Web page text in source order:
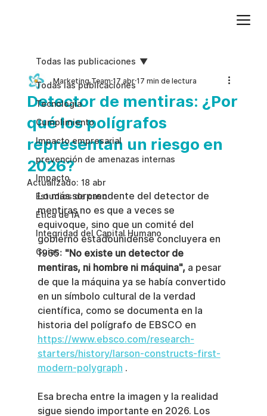
Todas las publicaciones
Tecnologia
Cumplimiento
Impacto empresarial
prevención de amenazas internas
Impacto
Estudios de caso
Etica de IA
Integridad del Capital Humano
Guias
Todas las publicaciones
Detector de mentiras: ¿Por
qué los polígrafos
representan un riesgo en
2026?
Marketing Team 17 abr 17 min de lectura
Actualizado: 18 abr
Lo más sorprendente del detector de
mentiras no es que a veces se
equivoque, sino que un comité del
gobierno estadounidense concluyera en
1965: "No existe un detector de
mentiras, ni hombre ni máquina", a pesar
de que la máquina ya se había convertido
en un símbolo cultural de la verdad
científica, como se documenta en la
historia del polígrafo de EBSCO en
https://www.ebsco.com/research-
starters/history/larson-constructs-first-
modern-polygraph .
Esa brecha entre la imagen y la realidad
sigue siendo importante en 2026. Los